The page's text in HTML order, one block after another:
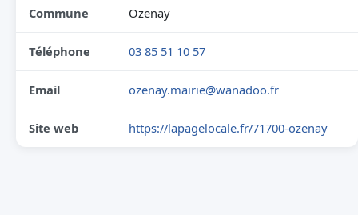
Commune Ozenay
Téléphone 03 85 51 10 57
Email ozenay.mairie@wanadoo.fr
Site web https://lapagelocale.fr/71700-ozenay